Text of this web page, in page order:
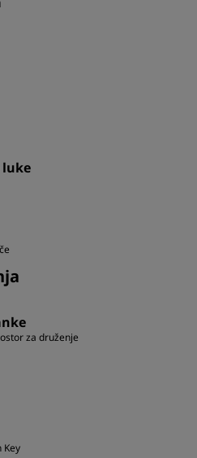
luke
za druženje
Key